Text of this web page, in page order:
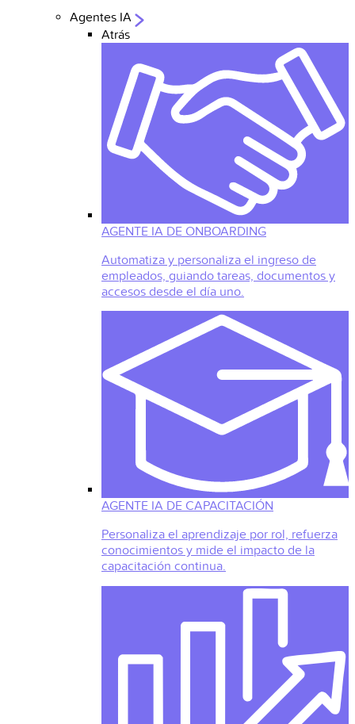
Agentes IA
Atrás
AGENTE IA DE ONBOARDING
Automatiza y personaliza el ingreso de
empleados, guiando tareas, documentos y
accesos desde el día uno.
AGENTE IA DE CAPACITACIÓN
Personaliza el aprendizaje por rol, refuerza
conocimientos y mide el impacto de la
capacitación continua.